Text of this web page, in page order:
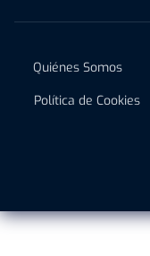
Quiénes Somos
Política de Cookies